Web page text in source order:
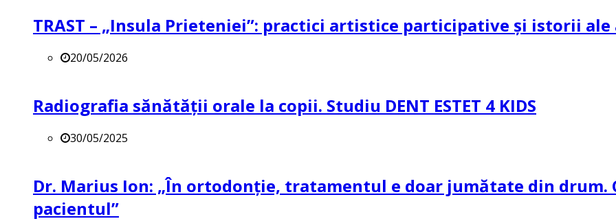
TRAST – „Insula Prieteniei”: practici artistice participative și istorii
20/05/2026
Radiografia sănătății orale la copii. Studiu DENT ESTET 4 KIDS
30/05/2025
Dr. Marius Ion: „În ortodonție, tratamentul e doar jumătate din drum.
pacientul”